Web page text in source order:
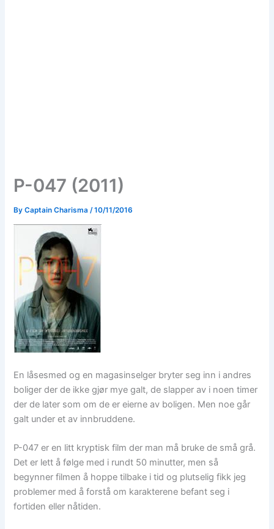
P-047 (2011)
ByCaptain Charisma /10/11/2016
En låsesmed og en magasinselger bryter seg inn i andres
boliger der de ikke gjør mye galt, de slapper av i noen timer
der de later som om de er eierne av boligen. Men noe går
galt under et av innbruddene.
P-047 er en litt kryptisk film der man må bruke de små grå.
Det er lett å følge med i rundt 50 minutter, men så
begynner filmen å hoppe tilbake i tid og plutselig fikk jeg
problemer med å forstå om karakterene befant seg i
fortiden eller nåtiden.